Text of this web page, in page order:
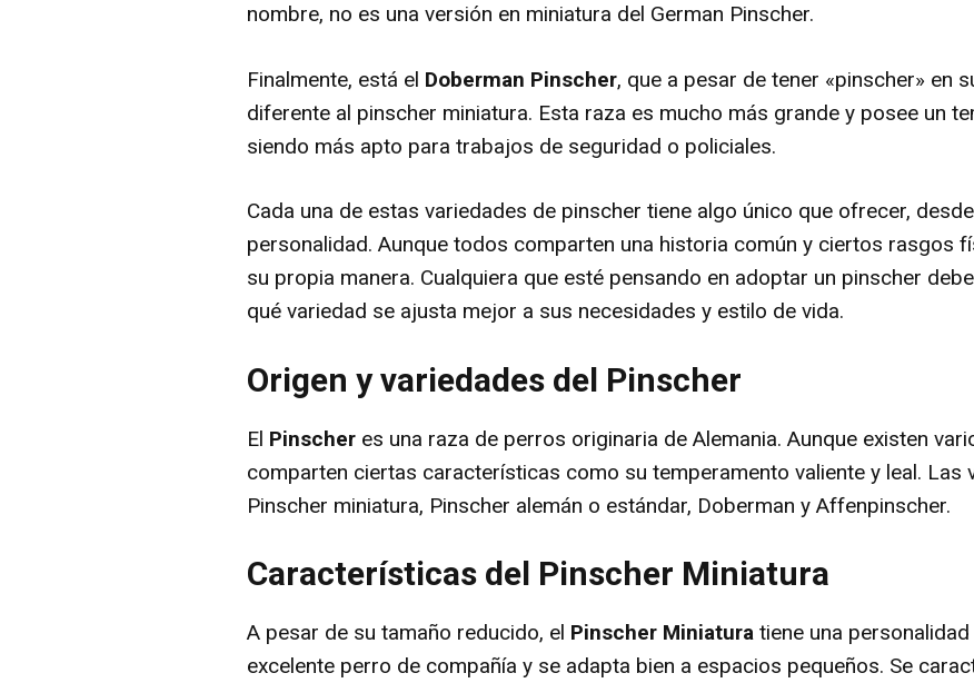
nombre, no es una versión en miniatura del German Pinscher.
Finalmente, está el Doberman Pinscher, que a pesar de tener «pinscher» en
diferente al pinscher miniatura. Esta raza es mucho más grande y posee un
siendo más apto para trabajos de seguridad o policiales.
Cada una de estas variedades de pinscher tiene algo único que ofrecer,
personalidad. Aunque todos comparten una historia común y ciertos rasgos
su propia manera. Cualquiera que esté pensando en adoptar un pinscher
qué variedad se ajusta mejor a sus necesidades y estilo de vida.
Origen y variedades del Pinscher
El Pinscher es una raza de perros originaria de Alemania. Aunque existen
comparten ciertas características como su temperamento valiente y leal. Las
Pinscher miniatura, Pinscher alemán o estándar, Doberman y Affenpinscher.
Características del Pinscher Miniatura
A pesar de su tamaño reducido, el Pinscher Miniatura tiene una
excelente perro de compañía y se adapta bien a espacios pequeños. Se